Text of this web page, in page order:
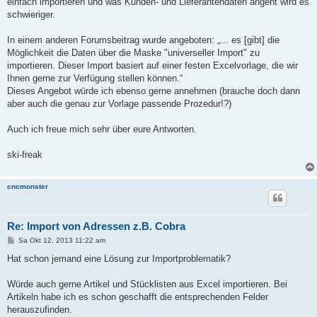
schwieriger.
In einem anderen Forumsbeitrag wurde angeboten: „... es [gibt] die
Möglichkeit die Daten über die Maske "universeller Import" zu
importieren. Dieser Import basiert auf einer festen Excelvorlage, die wir
Ihnen gerne zur Verfügung stellen können.“
Dieses Angebot würde ich ebenso gerne annehmen (brauche doch dann
aber auch die genau zur Vorlage passende Prozedur!?)
Auch ich freue mich sehr über eure Antworten.
ski-freak
cncmonster
Re: Import von Adressen z.B. Cobra
B
i
a
Sa Okt 12, 2013 11:22 am
Hat schon jemand eine Lösung zur Importproblematik?
Würde auch gerne Artikel und Stücklisten aus Excel importieren. Bei
Artikeln habe ich es schon geschafft die entsprechenden Felder
herauszufinden.